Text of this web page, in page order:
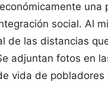
una
social. Al
de las distancias
adjuntan fotos en
vida de pobladores